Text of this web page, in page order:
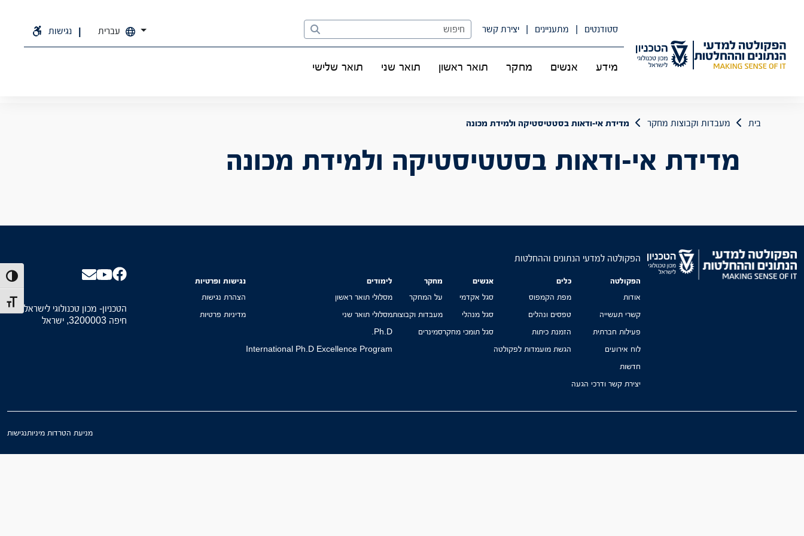
מתג
סטודנטים מתעניינים יצירת קשר Search
נגישות
מידע אנשים מחקר תואר ראשון תואר שני תואר שלישי
בית מעבדות וקבוצות מחקר מדידת אי-ודאות בסטטיסטיקה ולמידת מכונה
מדידת אי-ודאות בסטטיסטיקה ולמידת מכונה
הפקולטה למדעי הנתונים וההחלטות
הפקולטה
אודות
קשרי תעשייה
פעילות חברתית
לוח אירועים
חדשות
יצירת קשר ודרכי הגעה
כלים
מפת הקמפוס
טפסים ונהלים
הזמנת כיתות
הגשת מועמדות לפקולטה
אנשים
סגל אקדמי
סגל מנהלי
סגל תומכי מחקר
מחקר
על המחקר
מעבדות וקבוצות
סמינרים
לימודים
מסלולי תואר ראשון
מסלולי תואר שני
Ph.D.
International Ph.D Excellence Program
נגישות ופרטיות
הצהרת נגישות
מדיניות פרטיות
הטכניון- מכון טכנולוגי לישראל,
חיפה 3200003, ישראל
מניעת הטרדות מיניותנגישות